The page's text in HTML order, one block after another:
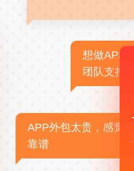
想做APP
团队支持
APP外包太贵，感觉
靠谱